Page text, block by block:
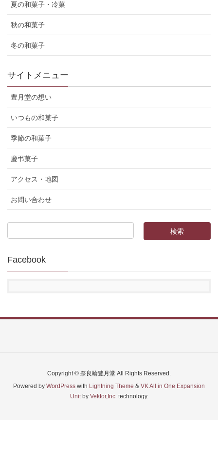
夏の和菓子・冷菓
秋の和菓子
冬の和菓子
サイトメニュー
豊月堂の想い
いつもの和菓子
季節の和菓子
慶弔菓子
アクセス・地図
お問い合わせ
Facebook
Copyright © 奈良輪豊月堂 All Rights Reserved.
Powered by WordPress with Lightning Theme & VK All in One Expansion
Unitby Vektor,Inc.technology.